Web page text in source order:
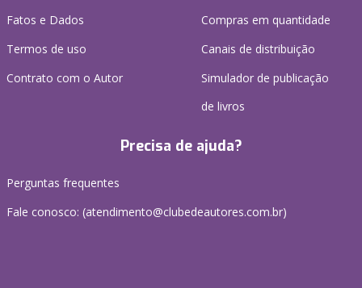
Fatos e Dados
Termos de uso
Contrato com o Autor
Compras em quantidade
Canais de distribuição
Simulador de publicação
de livros
Precisa de ajuda?
Perguntas frequentes
Fale conosco: (atendimento@clubedeautores.com.br)